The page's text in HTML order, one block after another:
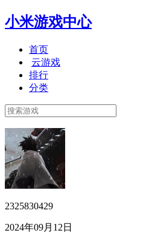
小米游戏中心
首页
云游戏
排行
分类
2325830429
2024年09月12日